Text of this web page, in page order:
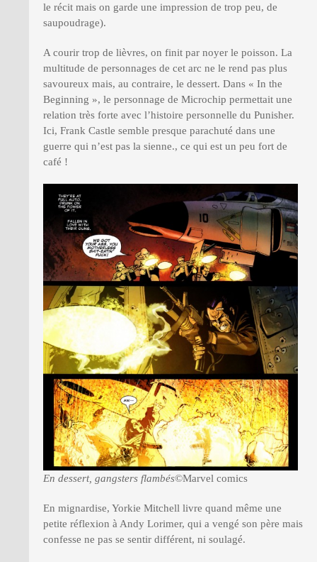
le récit mais on garde une impression de trop peu, de
saupoudrage).
A courir trop de lièvres, on finit par noyer le poisson. La
multitude de personnages de cet arc ne le rend pas plus
savoureux mais, au contraire, le dessert. Dans « In the
Beginning », le personnage de Microchip permettait une
relation très forte avec l’histoire personnelle du Punisher.
Ici, Frank Castle semble presque parachuté dans une
guerre qui n’est pas la sienne., ce qui est un peu fort de
café !
En dessert, gangsters flambés©Marvel comics
En mignardise, Yorkie Mitchell livre quand même une
petite réflexion à Andy Lorimer, qui a vengé son père mais
confesse ne pas se sentir différent, ni soulagé.